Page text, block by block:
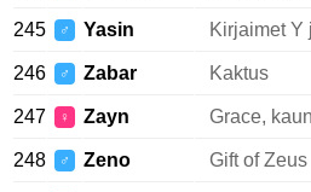
245 ♂ Yasin Kirjaimet Y
246 ♂ Zabar Kaktus
247 ♀ Zayn Grace,
248 ♂ Zeno Gift of Zeus